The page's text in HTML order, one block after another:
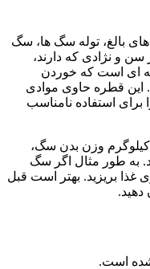
بالغ، توله سگ ها، سگ
سن و نژادی که دارند،
ای است که خوردن
این قطره حاوی موادی
استفاده نامناسب
برای مصرف کافی است به ازای هر 10 کیلوگرم وزن بدن سگ،
به طور مثال اگر سگ
دارد، 45 قطره روی غذا بریزید. بهتر است قبل
دهید.
است.